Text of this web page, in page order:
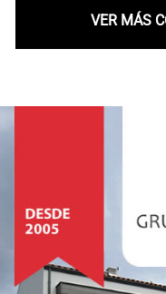
VER MÁS